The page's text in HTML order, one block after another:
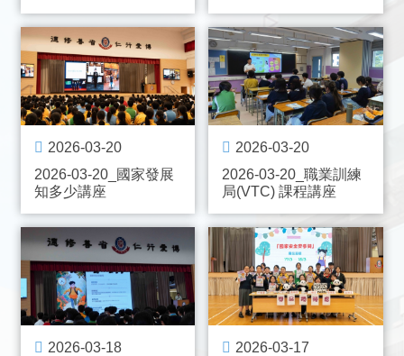
2026-03-20
2026-03-20_國家發展
知多少講座
2026-03-20
2026-03-20_職業訓練
局(VTC) 課程講座
2026-03-18
2026-03-17